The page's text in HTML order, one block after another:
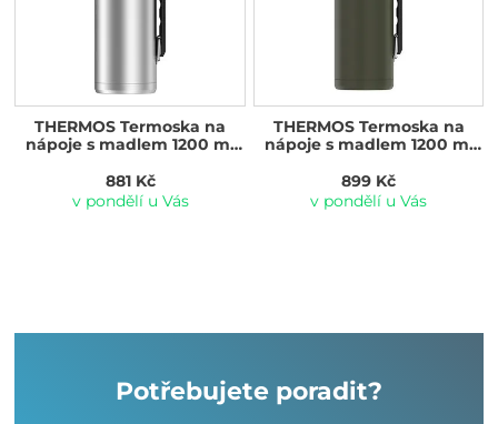
THERMOS Termoska na
nápoje s madlem 1200 ml
881 Kč
v pondělí u Vás
THERMOS Termoska na
nápoje s madlem 1200 ml
899 Kč
v pondělí u Vás
Potřebujete poradit?